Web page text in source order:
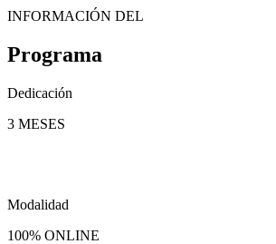
INFORMACIÓN DEL
Programa
Dedicación
3 MESES
Modalidad
100% ONLINE